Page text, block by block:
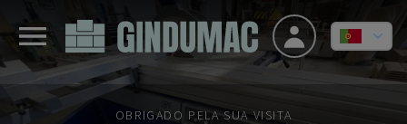
OBRIGADO PELA SUA VISITA